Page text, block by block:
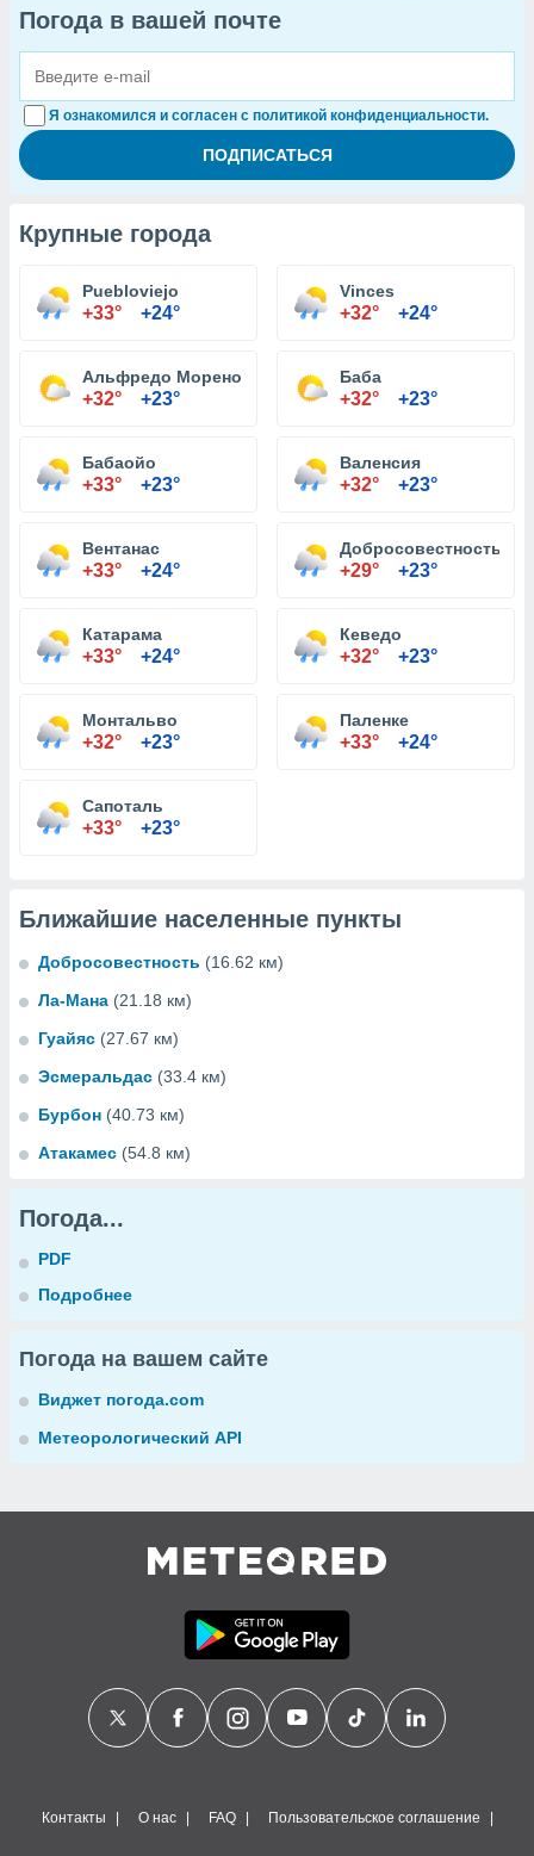
Погода в вашей почте
Я ознакомился и согласен с политикой конфиденциальности.
Крупные города
Puebloviejo
+33° +24°
Vinces
+32° +24°
Альфредо Морено Baquerizo
+32° +23°
Баба
+32° +23°
Бабаойо
+33° +23°
Валенсия
+32° +23°
Вентанас
+33° +24°
Добросовестность
+29° +23°
Катарама
+33° +24°
Кеведо
+32° +23°
Монтальво
+32° +23°
Паленке
+33° +24°
Сапоталь
+33° +23°
Ближайшие населенные пункты
Добросовестность (16.62 км)
Ла-Мана (21.18 км)
Гуайяс (27.67 км)
Эсмеральдас (33.4 км)
Бурбон (40.73 км)
Атакамес (54.8 км)
Погода...
PDF
Подробнее
Погода на вашем сайте
Виджет погода.com
Метеорологический API
Контакты О нас FAQ Пользовательское соглашение